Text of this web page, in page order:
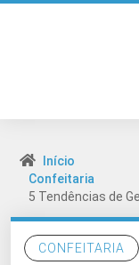
Início
Confeitaria
5 Tendências de
CONFEITARIA